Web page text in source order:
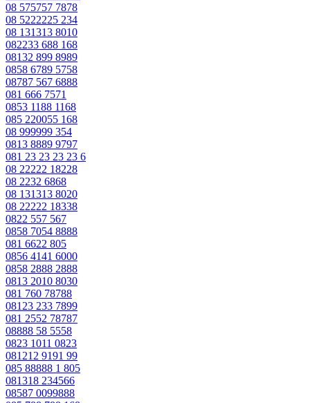
08 575757 7878
08 5222225 234
08 131313 8010
082233 688 168
08132 899 8989
0858 6789 5758
08787 567 6888
081 666 7571
0853 1188 1168
085 220055 168
08 999999 354
0813 8889 9797
081 23 23 23 23 6
08 22222 18228
08 2232 6868
08 131313 8020
08 22222 18338
0822 557 567
0858 7054 8888
081 6622 805
0856 4141 6000
0858 2888 2888
0813 2010 8030
081 760 78788
08123 233 7899
081 2552 78787
08888 58 5558
0823 1011 0823
081212 9191 99
085 88888 1 805
081318 234566
08587 0099888